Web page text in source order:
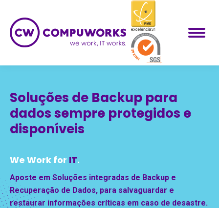
Soluções de Backup para
dados sempre protegidos e
disponíveis
We Work for IT.
Aposte em Soluções integradas de Backup e
Recuperação de Dados, para salvaguardar e
restaurar informações críticas em caso de desastre.